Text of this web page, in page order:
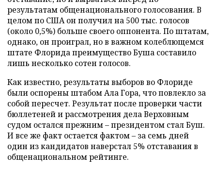
результатам общенационального голосования. В
целом по США он получил на 500 тыс. голосов
(около 0,5%) больше своего оппонента. По штатам,
однако, он проиграл, но в важном колеблющемся
штате Флорида преимущество Буша составило
лишь несколько сотен голосов.
Как известно, результаты выборов во Флориде
были оспорены штабом Ала Гора, что повлекло за
собой пересчет. Результат после проверки части
бюллетеней и рассмотрения дела Верховным
судом остался прежним – президентом стал Буш.
И все же факт остается фактом – за семь дней
один из кандидатов наверстал 5% отставания в
общенациональном рейтинге.